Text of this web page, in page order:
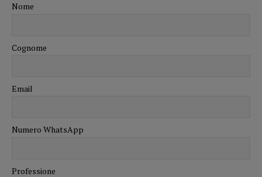
Nome
Cognome
Email
Numero WhatsApp
Professione